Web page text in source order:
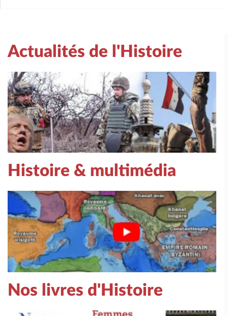
Actualités de l'Histoire
Histoire & multimédia
Nos livres d'Histoire